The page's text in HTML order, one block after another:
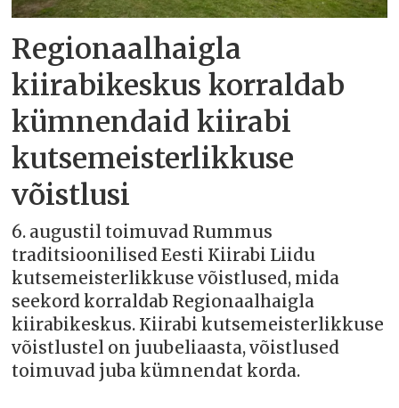
Regionaalhaigla
kiirabikeskus korraldab
kümnendaid kiirabi
kutsemeisterlikkuse
võistlusi
6. augustil toimuvad Rummus
traditsioonilised Eesti Kiirabi Liidu
kutsemeisterlikkuse võistlused, mida
seekord korraldab Regionaalhaigla
kiirabikeskus. Kiirabi kutsemeisterlikkuse
võistlustel on juubeliaasta, võistlused
toimuvad juba kümnendat korda.